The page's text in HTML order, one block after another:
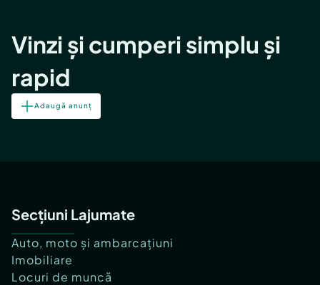
Vinzi și cumperi simplu și
rapid
Adaugă anunț
Secțiuni Lajumate
Auto, moto și ambarcațiuni
Imobiliare
Locuri de muncă